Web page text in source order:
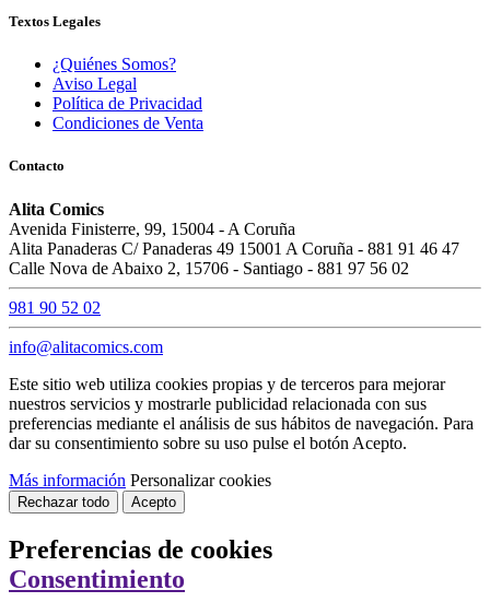
Textos Legales
¿Quiénes Somos?
Aviso Legal
Política de Privacidad
Condiciones de Venta
Contacto
Alita Comics
Avenida Finisterre, 99, 15004 - A Coruña
Alita Panaderas C/ Panaderas 49 15001 A Coruña - 881 91 46 47
Calle Nova de Abaixo 2, 15706 - Santiago - 881 97 56 02
981 90 52 02
info@alitacomics.com
Este sitio web utiliza cookies propias y de terceros para mejorar
nuestros servicios y mostrarle publicidad relacionada con sus
preferencias mediante el análisis de sus hábitos de navegación. Para
dar su consentimiento sobre su uso pulse el botón Acepto.
Más información Personalizar cookies
Rechazar todo Acepto
Preferencias de cookies
Consentimiento